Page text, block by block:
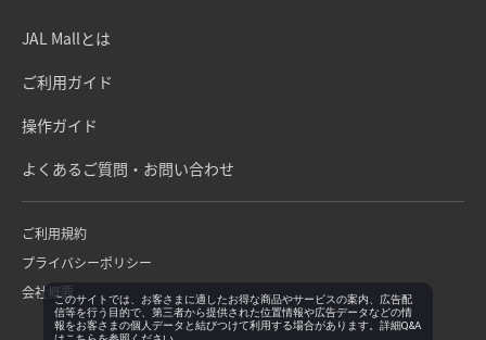
JAL Mallとは
ご利用ガイド
操作ガイド
よくあるご質問・お問い合わせ
ご利用規約
プライバシーポリシー
会社概要このサイトでは、お客さまに適したお得な商品やサービスの案内、広告配
信等を行う目的で、第三者から提供された位置情報や広告データなどの情
報をお客さまの個人データと結びつけて利用する場合があります。詳細Q&A